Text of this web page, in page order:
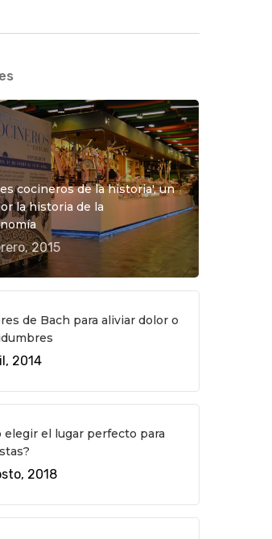
cocineros de la historia', un
la historia de la
2015
de Bach para aliviar dolor o
2014
elegir el lugar perfecto para
2018